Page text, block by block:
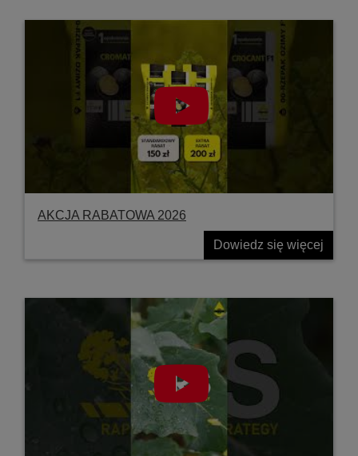
AKCJA RABATOWA 2026
Dowiedz się więcej